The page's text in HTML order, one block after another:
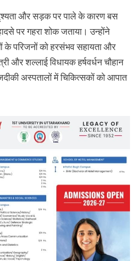
और सड़क पर पाले के कारण बस
पर गहरा शोक जताया। उन्होंने
के परिजनों को हरसंभव सहायता और
और शल्लाई विधायक हर्षवर्धन चौहान
अस्पतालों में चिकित्सकों को आपात